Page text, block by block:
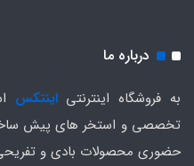
درباره ما
به فروشگاه اینترنتیاینتکس
تخصصی و استخر های پیش
حضوری محصولات بادی و تفریحی